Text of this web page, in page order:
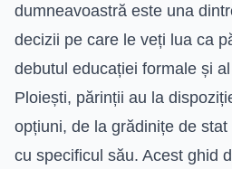
dumneavoastră este una
decizii pe care le veți lua ca
debutul educației formale și
Ploiești, părinții au la
opțiuni, de la grădinițe de
cu specificul său. Acest ghid